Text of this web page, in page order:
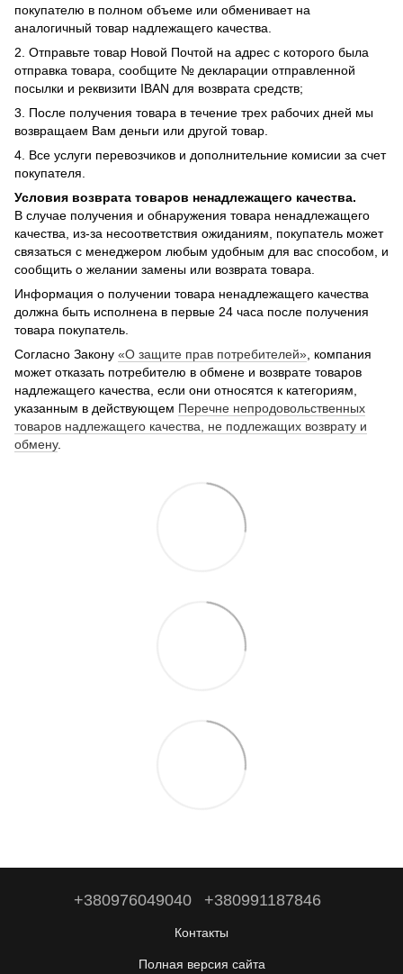
покупателю в полном объеме или обменивает на
аналогичный товар надлежащего качества.
2. Отправьте товар Новой Почтой на адрес с которого была
отправка товара, сообщите № декларации отправленной
посылки и реквизити IBAN для возврата средств;
3. После получения товара в течение трех рабочих дней мы
возвращаем Вам деньги или другой товар.
4. Все услуги перевозчиков и дополнительние комисии за счет
покупателя.
Условия возврата товаров ненадлежащего качества.
В случае получения и обнаружения товара ненадлежащего
качества, из-за несоответствия ожиданиям, покупатель может
связаться с менеджером любым удобным для вас способом, и
сообщить о желании замены или возврата товара.
Информация о получении товара ненадлежащего качества
должна быть исполнена в первые 24 часа после получения
товара покупатель.
Согласно Закону «О защите прав потребителей» , компания
может отказать потребителю в обмене и возврате товаров
надлежащего качества, если они относятся к категориям,
указанным в действующем Перечне непродовольственных
товаров надлежащего качества, не подлежащих возврату и
обмену.
+380976049040 +380991187846
Контакты
Полная версия сайта